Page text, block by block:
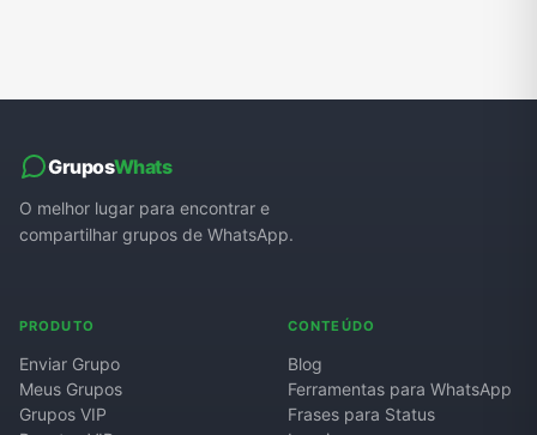
GruposWhats
O melhor lugar para encontrar e
compartilhar grupos de WhatsApp.
PRODUTO
Enviar Grupo
Meus Grupos
Grupos VIP
CONTEÚDO
Blog
Ferramentas para WhatsApp
Frases para Status